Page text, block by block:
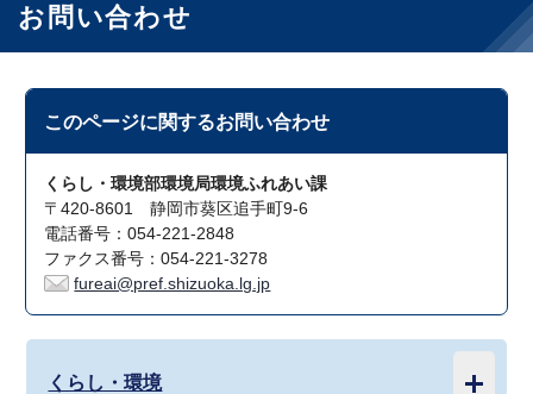
お問い合わせ
このページに関するお問い合わせ
くらし・環境部環境局環境ふれあい課
〒420-8601 静岡市葵区追手町9-6
電話番号：054-221-2848
ファクス番号：054-221-3278
fureai@pref.shizuoka.lg.jp
くらし・環境